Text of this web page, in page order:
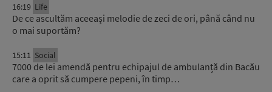
16:19 Life
De ce ascultăm aceeași melodie de zeci de ori, până când nu
o mai suportăm?
15:11 Social
7000 de lei amendă pentru echipajul de ambulanță din Bacău
care a oprit să cumpere pepeni, în timp…